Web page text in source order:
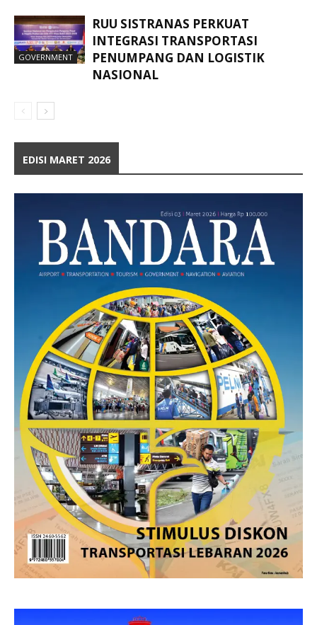
GOVERNMENT
RUU SISTRANAS PERKUAT
INTEGRASI TRANSPORTASI
PENUMPANG DAN LOGISTIK
NASIONAL
EDISI MARET 2026